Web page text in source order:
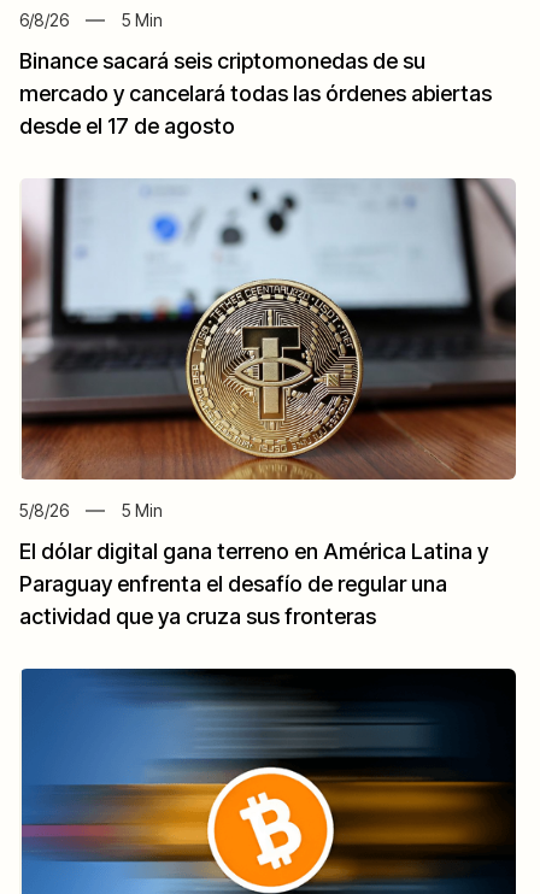
6/8/26 5 Min
Binance sacará seis criptomonedas de su
mercado y cancelará todas las órdenes abiertas
desde el 17 de agosto
5/8/26 5 Min
El dólar digital gana terreno en América Latina y
Paraguay enfrenta el desafío de regular una
actividad que ya cruza sus fronteras